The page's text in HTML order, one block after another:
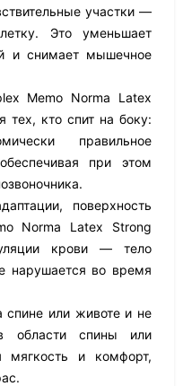
участки —
Это уменьшает
и снимает мышечное
Memo Norma Latex
тех, кто спит на боку:
правильное
при этом
поверхность
Norma Latex Strong
крови — тело
нарушается во время
спине или животе и не
области спины или
мягкость и комфорт,